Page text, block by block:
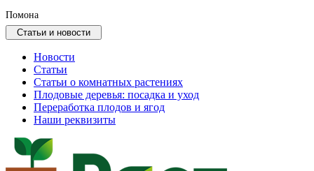
Помона
Статьи и новости
Новости
Статьи
Статьи о комнатных растениях
Плодовые деревья: посадка и уход
Переработка плодов и ягод
Наши реквизиты